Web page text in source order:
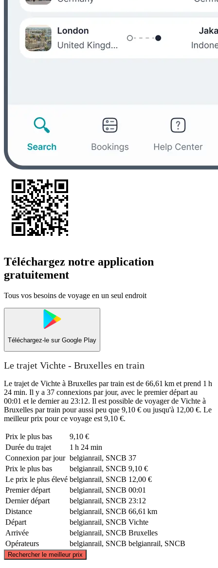
Téléchargez notre application
gratuitement
Tous vos besoins de voyage en un seul endroit
Téléchargez-le sur Google Play
Le trajet Vichte - Bruxelles en train
Le trajet de Vichte à Bruxelles par train est de 66,61 km et prend 1 h
24 min. Il y a 37 connexions par jour, avec le premier départ au
00:01 et le dernier au 23:12. Il est possible de voyager de Vichte à
Bruxelles par train pour aussi peu que 9,10 € ou jusqu'à 12,00 €. Le
meilleur prix pour ce voyage est 9,10 €.
Prix ​​le plus bas
9,10 €
Durée du trajet
1 h 24 min
Connexion par jour belgianrail, SNCB 37
Prix ​​le plus bas
belgianrail, SNCB 9,10 €
Le prix le plus élevé belgianrail, SNCB 12,00 €
Premier départ
belgianrail, SNCB 00:01
Dernier départ
belgianrail, SNCB 23:12
Distance
belgianrail, SNCB 66,61 km
Départ
belgianrail, SNCB Vichte
Arrivée
belgianrail, SNCB Bruxelles
Opérateurs
belgianrail, SNCB belgianrail, SNCB
Rechercher le meilleur prix
© CARTO, ©OpenStreetMap contributors